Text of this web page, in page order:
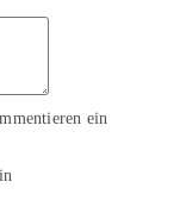
ein